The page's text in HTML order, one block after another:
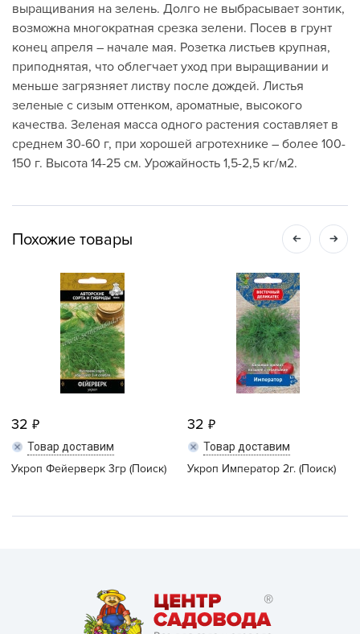
выращивания на зелень. Долго не выбрасывает зонтик,
возможна многократная срезка зелени. Посев в грунт
конец апреля – начале мая. Розетка листьев крупная,
приподнятая, что облегчает уход при выращивании и
меньше загрязняет листву после дождей. Листья
зеленые с сизым оттенком, ароматные, высокого
качества. Зеленая масса одного растения составляет в
среднем 30-60 г, при хорошей агротехнике – более 100-
150 г. Высота 14-25 см. Урожайность 1,5-2,5 кг/м2.
Похожие товары
32
Товар доставим
Укроп Фейерверк 3гр (Поиск)
32
Товар доставим
Укроп Император 2г. (Поиск)